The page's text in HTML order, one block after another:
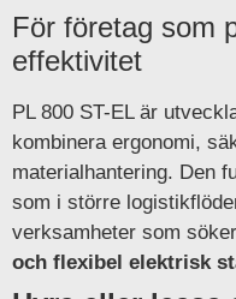
För företag som
effektivitet
PL 800 ST-EL är
kombinera ergonomi,
materialhantering. Den
som i större
verksamheter som
och flexibel elektrisk